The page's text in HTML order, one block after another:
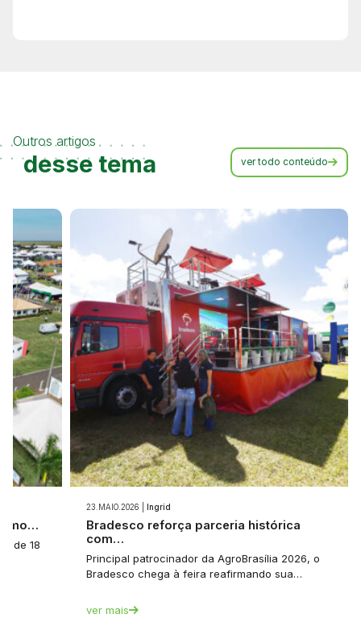
Outros artigos
desse tema ver todo conteúdo
de 18
23.MAIO.2026 | Ingrid
Bradesco reforça parceria histórica
com…
Principal patrocinador da AgroBrasília 2026, o
Bradesco chega à feira reafirmando sua…
ver mais